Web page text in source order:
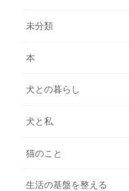
未分類
本
犬との暮らし
犬と私
猫のこと
生活の基盤を整える